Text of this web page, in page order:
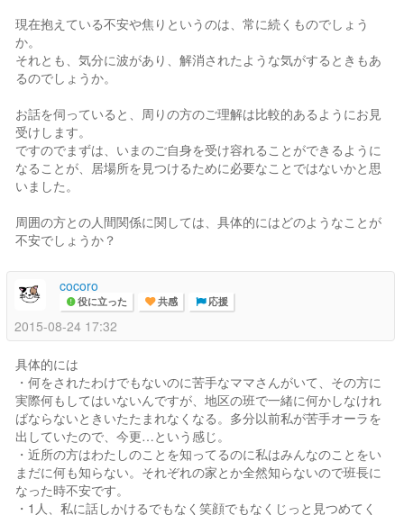
現在抱えている不安や焦りというのは、常に続くものでしょう
か。
それとも、気分に波があり、解消されたような気がするときもあ
るのでしょうか。
お話を伺っていると、周りの方のご理解は比較的あるようにお見
受けします。
ですのでまずは、いまのご自身を受け容れることができるように
なることが、居場所を見つけるために必要なことではないかと思
いました。
周囲の方との人間関係に関しては、具体的にはどのようなことが
不安でしょうか？
cocoro
役に立った 共感 応援
2015-08-24 17:32
具体的には
・何をされたわけでもないのに苦手なママさんがいて、その方に
実際何もしてはいないんですが、地区の班で一緒に何かしなけれ
ばならないときいたたまれなくなる。多分以前私が苦手オーラを
出していたので、今更…という感じ。
・近所の方はわたしのことを知ってるのに私はみんなのことをい
まだに何も知らない。それぞれの家とか全然知らないので班長に
なった時不安です。
・1人、私に話しかけるでもなく笑顔でもなくじっと見つめてく